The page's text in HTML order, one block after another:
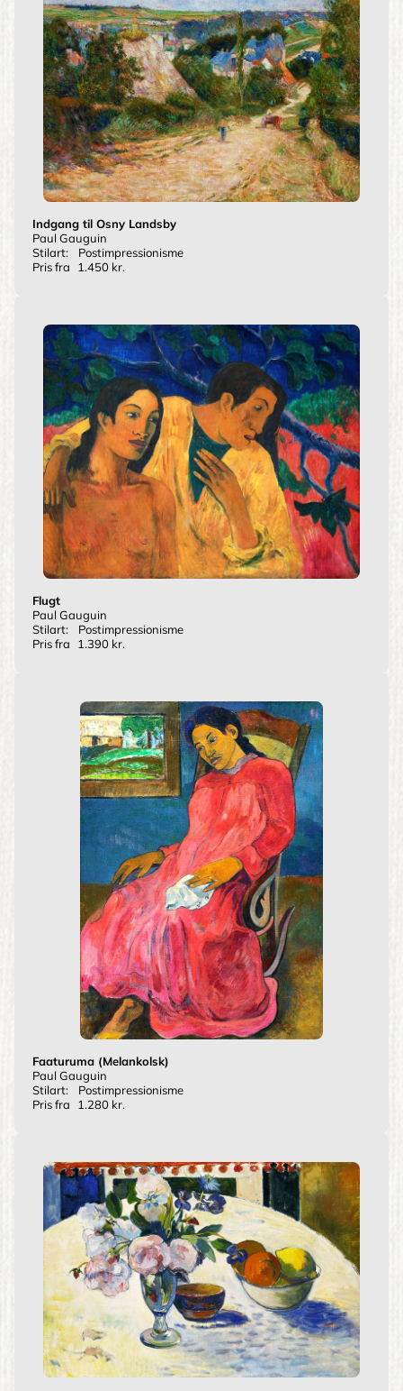
Indgang til Osny Landsby
Paul Gauguin
Stilart:
Postimpressionisme
Pris fra
1.450 kr.
Flugt
Paul Gauguin
Stilart:
Postimpressionisme
Pris fra
1.390 kr.
Faaturuma (Melankolsk)
Paul Gauguin
Stilart:
Postimpressionisme
Pris fra
1.280 kr.